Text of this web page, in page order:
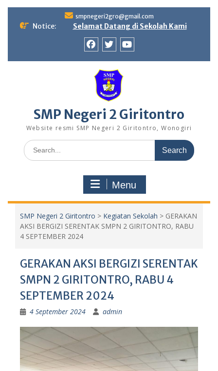
to
smpnegeri2gro@gmail.com
Notice: Selamat Datang di Sekolah Kami
SMP Negeri 2 Giritontro
Website resmi SMP Negeri 2 Giritontro, Wonogiri
Search
for:
Menu
SMP Negeri 2 Giritontro > Kegiatan Sekolah > GERAKAN
AKSI BERGIZI SERENTAK SMPN 2 GIRITONTRO, RABU
4 SEPTEMBER 2024
GERAKAN AKSI BERGIZI SERENTAK
SMPN 2 GIRITONTRO, RABU 4
SEPTEMBER 2024
4 September 2024 admin